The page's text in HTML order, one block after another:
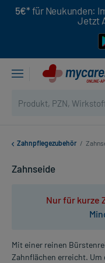
5€* für Neukunden:
Jetzt
Zahnpflegezubehör /
Zahnseide
Nur für kurze
Mit einer reinen
Zahnflächen erreicht.